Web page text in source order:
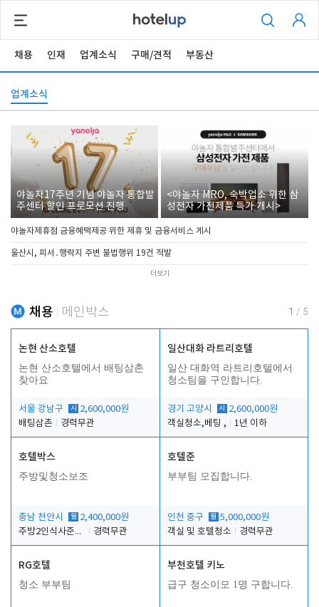
채용 인재 업계소식 구매/견적 부동산
업계소식
야놀자17주년 기념 야놀자 통합발
주센터 할인 프로모션 진행
<야놀자 MRO, 숙박업소 위한 삼
성전자 가전제품 특가 개시>
야놀자제휴점 금융혜택제공 위한 제휴 및 금융서비스 게시
울산시, 피서․행락지 주변 불법행위 19건 적발
더보기
채용 메인박스 1 / 5
논현 산소호텔
논현 산소호텔에서 배팅삼촌
찾아요
서울 강남구 시
2,600,000원
배팅삼촌
경력무관
일산대화 라트리호텔
일산 대화역 라트리호텔에서
청소팀을 구인합니다.
경기 고양시 시
2,600,000원
객실청소,베팅 ,
1년 이하
호텔박스
주방및청소보조
충남 천안시 월 2,400,000원
주방2인식사준비및청소린렌보조
경력무관
호텔준
부부팀 모집합니다.
인천 중구 월 5,000,000원
객실 및 호텔청소
경력무관
RG호텔
청소 부부팀
부천호텔 키노
급구 청소이모 1명 구합니다.